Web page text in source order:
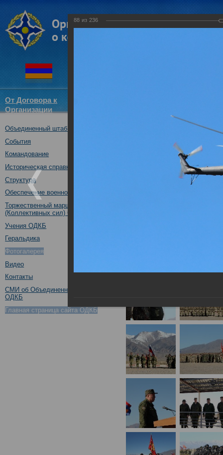
От Договора к
Организации
Объединенный штаб ОДКБ
События
Командование
Историческая справка
Структура
Обеспечение военной безопасности
Торжественный марш Войск
(Коллективных сил) ОДКБ
Учения ОДКБ
Геральдика
Фотогалерея
Видео
Контакты
СМИ об Объединенном штабе
ОДКБ
Главная страница сайта ОДКБ
Совместное тактическое
88 из 236